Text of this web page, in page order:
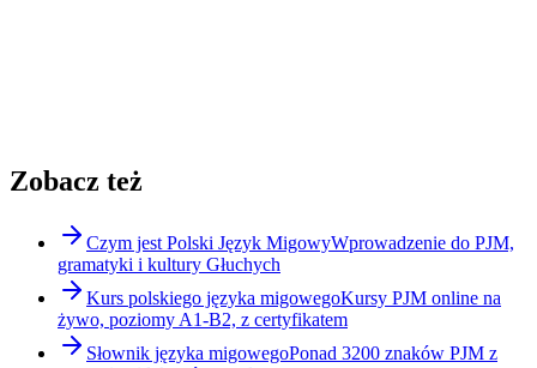
Zobacz też
Czym jest Polski Język MigowyWprowadzenie do PJM,
gramatyki i kultury Głuchych
Kurs polskiego języka migowegoKursy PJM online na
żywo, poziomy A1-B2, z certyfikatem
Słownik języka migowegoPonad 3200 znaków PJM z